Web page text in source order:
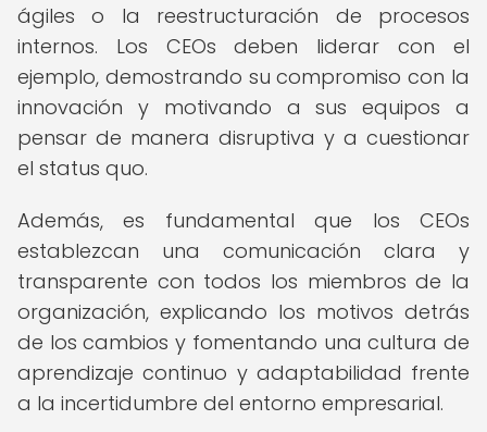
ágiles o la reestructuración de procesos
internos. Los CEOs deben liderar con el
ejemplo, demostrando su compromiso con la
innovación y motivando a sus equipos a
pensar de manera disruptiva y a cuestionar
el status quo.
Además, es fundamental que los CEOs
establezcan una comunicación clara y
transparente con todos los miembros de la
organización, explicando los motivos detrás
de los cambios y fomentando una cultura de
aprendizaje continuo y adaptabilidad frente
a la incertidumbre del entorno empresarial.